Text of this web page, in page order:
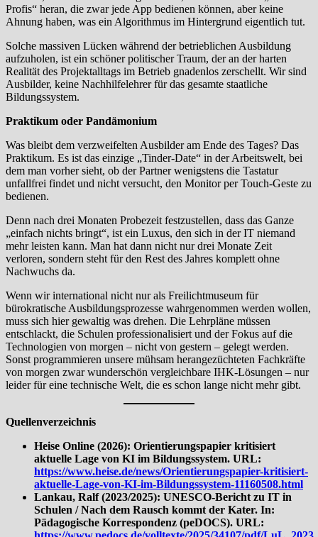
Profis“ heran, die zwar jede App bedienen können, aber keine
Ahnung haben, was ein Algorithmus im Hintergrund eigentlich tut.
Solche massiven Lücken während der betrieblichen Ausbildung
aufzuholen, ist ein schöner politischer Traum, der an der harten
Realität des Projektalltags im Betrieb gnadenlos zerschellt. Wir sind
Ausbilder, keine Nachhilfelehrer für das gesamte staatliche
Bildungssystem.
Praktikum oder Pandämonium
Was bleibt dem verzweifelten Ausbilder am Ende des Tages? Das
Praktikum. Es ist das einzige „Tinder-Date“ in der Arbeitswelt, bei
dem man vorher sieht, ob der Partner wenigstens die Tastatur
unfallfrei findet und nicht versucht, den Monitor per Touch-Geste zu
bedienen.
Denn nach drei Monaten Probezeit festzustellen, dass das Ganze
„einfach nichts bringt“, ist ein Luxus, den sich in der IT niemand
mehr leisten kann. Man hat dann nicht nur drei Monate Zeit
verloren, sondern steht für den Rest des Jahres komplett ohne
Nachwuchs da.
Wenn wir international nicht nur als Freilichtmuseum für
bürokratische Ausbildungsprozesse wahrgenommen werden wollen,
muss sich hier gewaltig was drehen. Die Lehrpläne müssen
entschlackt, die Schulen professionalisiert und der Fokus auf die
Technologien von morgen – nicht von gestern – gelegt werden.
Sonst programmieren unsere mühsam herangezüchteten Fachkräfte
von morgen zwar wunderschön vergleichbare IHK-Lösungen – nur
leider für eine technische Welt, die es schon lange nicht mehr gibt.
Quellenverzeichnis
Heise Online (2026): Orientierungspapier kritisiert
aktuelle Lage von KI im Bildungssystem. URL:
https://www.heise.de/news/Orientierungspapier-kritisiert-
aktuelle-Lage-von-KI-im-Bildungssystem-11160508.html
Lankau, Ralf (2023/2025): UNESCO-Bericht zu IT in
Schulen / Nach dem Rausch kommt der Kater. In:
Pädagogische Korrespondenz (peDOCS). URL: